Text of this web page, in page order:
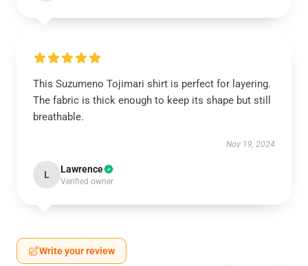
This Suzumeno Tojimari shirt is perfect for layering.
The fabric is thick enough to keep its shape but still
breathable.
Nov 19, 2024
L Lawrence
Verified owner
Write your review